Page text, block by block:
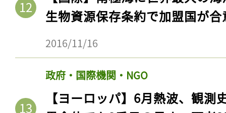
生物資源保存条約で加盟国が合
2016/11/16
政府・国際機関・NGO
【ヨーロッパ】6月熱波、観